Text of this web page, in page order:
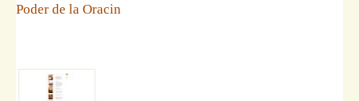
Poder de la Oracin